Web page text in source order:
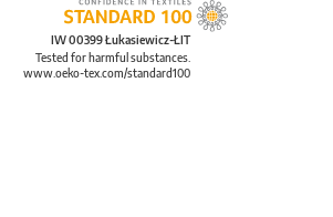
IW 00399 Łukasiewicz-ŁIT
Tested for harmful substances.
www.oeko-tex.com/standard100